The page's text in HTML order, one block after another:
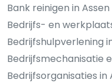
Bank reinigen in Assen
Bedrijfs- en
Bedrijfshulpverlening
Bedrijfsmechanisatie
Bedrijfsorganisaties in